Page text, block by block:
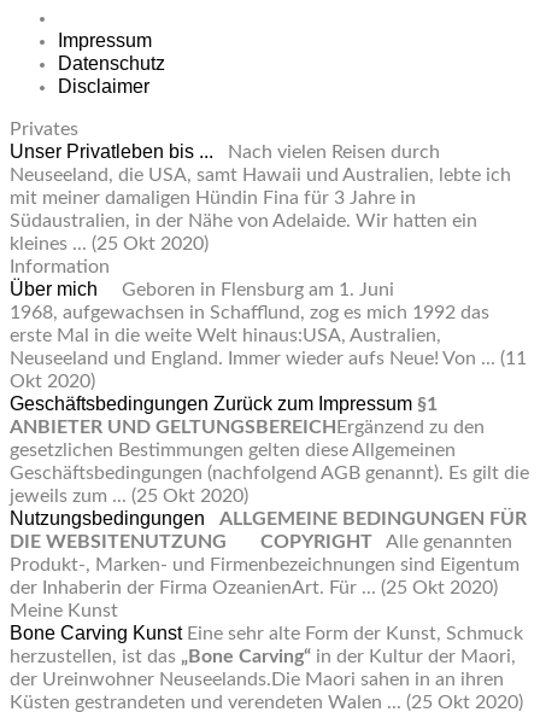
Impressum
Datenschutz
Disclaimer
Privates
Unser Privatleben bis ...
Nach vielen Reisen durch
Neuseeland, die USA, samt Hawaii und Australien, lebte ich
mit meiner damaligen Hündin Fina für 3 Jahre in
Südaustralien, in der Nähe von Adelaide. Wir hatten ein
kleines ... (25 Okt 2020)
Information
Über mich
Geboren in Flensburg am 1. Juni
1968, aufgewachsen in Schafflund, zog es mich 1992 das
erste Mal in die weite Welt hinaus:USA, Australien,
Neuseeland und England. Immer wieder aufs Neue! Von ... (11
Okt 2020)
Geschäftsbedingungen Zurück zum Impressum §1
ANBIETER UND GELTUNGSBEREICH Ergänzend zu den
gesetzlichen Bestimmungen gelten diese Allgemeinen
Geschäftsbedingungen (nachfolgend AGB genannt). Es gilt die
jeweils zum ... (25 Okt 2020)
Nutzungsbedingungen
ALLGEMEINE BEDINGUNGEN FÜR
DIE WEBSITENUTZUNG
COPYRIGHT Alle genannten
Produkt-, Marken- und Firmenbezeichnungen sind Eigentum
der Inhaberin der Firma OzeanienArt. Für ... (25 Okt 2020)
Meine Kunst
Bone Carving Kunst Eine sehr alte Form der Kunst, Schmuck
herzustellen, ist das „Bone Carving“ in der Kultur der Maori,
der Ureinwohner Neuseelands.Die Maori sahen in an ihren
Küsten gestrandeten und verendeten Walen ... (25 Okt 2020)